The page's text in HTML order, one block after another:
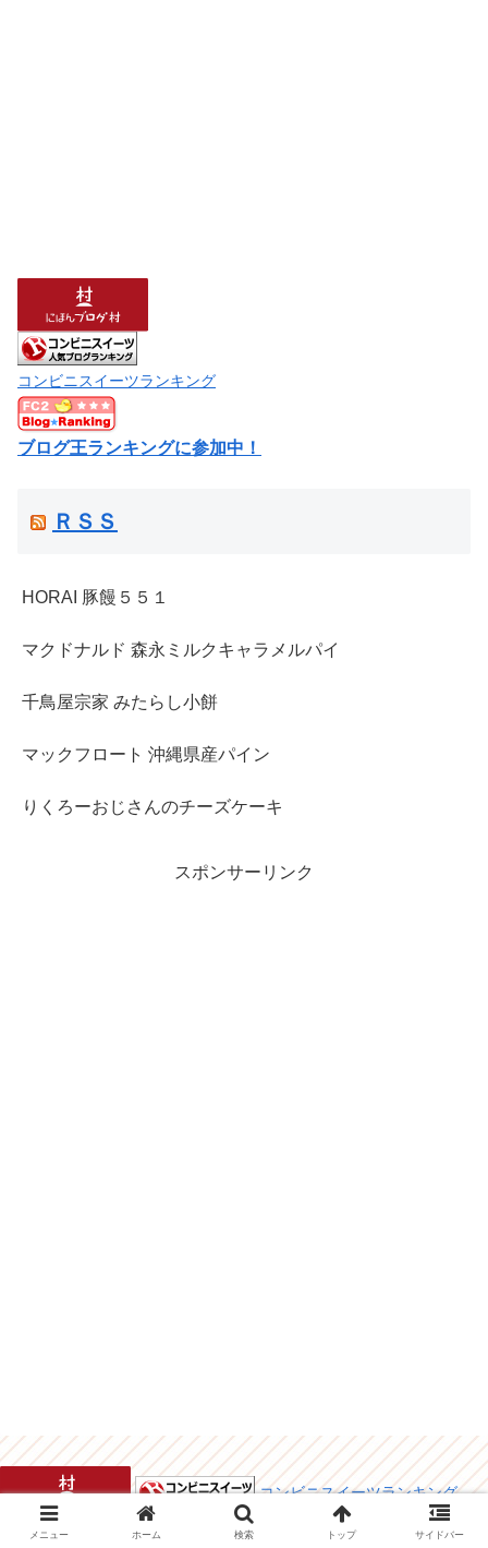
コンビニスイーツランキング
ブログ王ランキングに参加中！
ＲＳＳ
HORAI 豚饅５５１
マクドナルド 森永ミルクキャラメルパイ
千鳥屋宗家 みたらし小餅
マックフロート 沖縄県産パイン
りくろーおじさんのチーズケーキ
スポンサーリンク
コンビニスイーツランキング
メニュー ホーム 検索 トップ サイドバー